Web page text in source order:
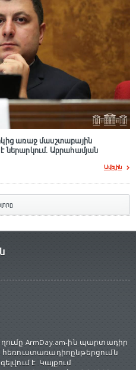
առաջ մասշտաբային
Աբրահամյան
Ավելին
ArmDay.am-ին պարտադիր
է: Կայքում